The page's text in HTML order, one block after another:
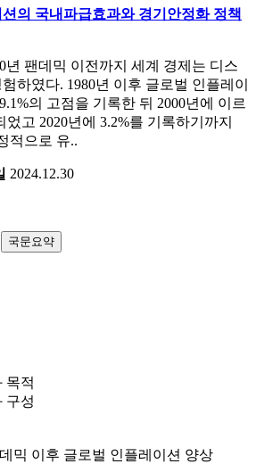
의 국내파급효과와 경기안정화 정책
년 팬데믹 이전까지 세계 경제는 디스
하였다. 1980년 이후 글로벌 인플레이
의 고점을 기록한 뒤 2000년에 이르
었고 2020년에 3.2%를 기록하기까지
적으로 유..
2024.12.30
국문요약
목적
구성
믹 이후 글로벌 인플레이션 양상